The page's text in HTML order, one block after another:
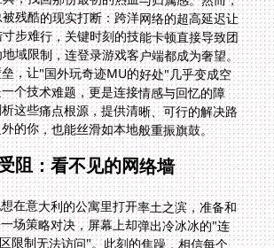
的你，也能丝滑如本地般重振旗鼓。
阻：看不见的网络墙
在意大利的公寓里打开率土之滨，准备和
场策略对决，屏幕上却弹出冷冰冰的"连
限制无法访问"。此刻的焦躁，相信每个
体会。游戏服务器普遍部署在国内骨干网
就决定了数据必须经历漫长旅途。而更棘
门国服手游和端游，如战双帕弥什、率土
了严格的IP地域锁。普通国际宽带在穿越
路由节点时，数据绕行、高峰时段拥堵几
这就引出了核心困扰：在美国玩战双帕弥
否靠谱，在意大利打不开率土之滨怎么